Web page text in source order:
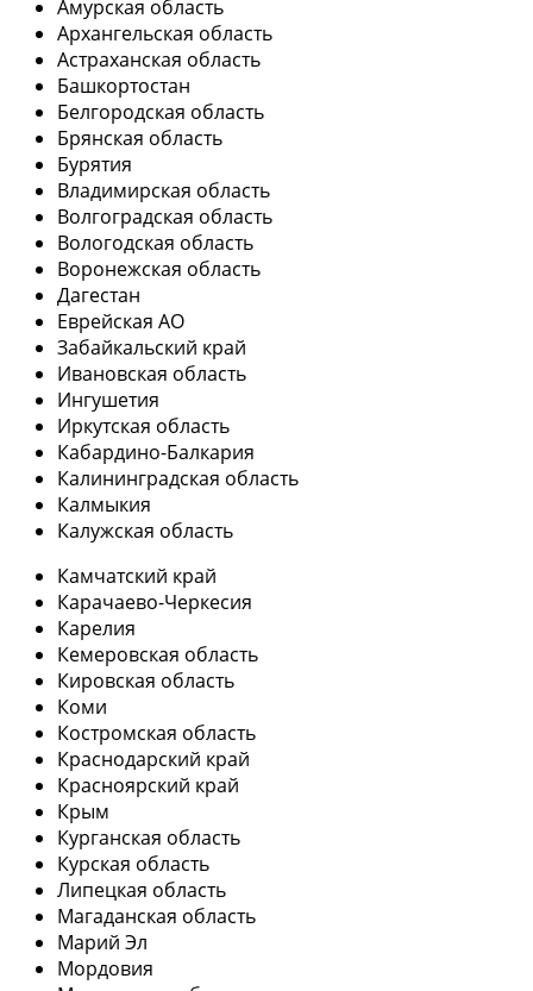
Амурская область
Архангельская область
Астраханская область
Башкортостан
Белгородская область
Брянская область
Бурятия
Владимирская область
Волгоградская область
Вологодская область
Воронежская область
Дагестан
Еврейская АО
Забайкальский край
Ивановская область
Ингушетия
Иркутская область
Кабардино-Балкария
Калининградская область
Калмыкия
Калужская область
Камчатский край
Карачаево-Черкесия
Карелия
Кемеровская область
Кировская область
Коми
Костромская область
Краснодарский край
Красноярский край
Крым
Курганская область
Курская область
Липецкая область
Магаданская область
Марий Эл
Мордовия